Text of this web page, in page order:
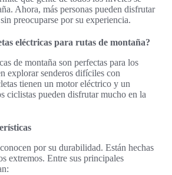
Ahora, más personas pueden disfrutar
preocuparse por su experiencia.
eléctricas para rutas de montaña?
de montaña son perfectas para los
explorar senderos difíciles con
tienen un motor eléctrico y un
ciclistas pueden disfrutar mucho en la
por su durabilidad. Están hechas
extremos. Entre sus principales